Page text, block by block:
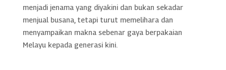
menjadi jenama yang diyakini dan bukan sekadar
menjual busana, tetapi turut memelihara dan
menyampaikan makna sebenar gaya berpakaian
Melayu kepada generasi kini.